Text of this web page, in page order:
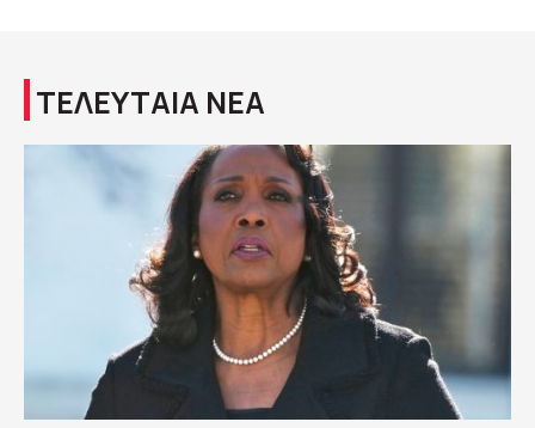
ΤΕΛΕΥΤΑΙΑ ΝΕΑ